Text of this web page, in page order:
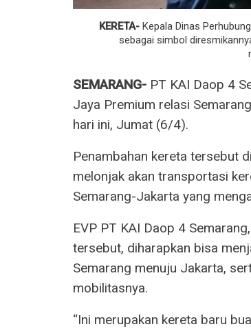
KERETA-Kepala Dinas
sebagai simbol
SEMARANG- PT KAI Daop 4
Jaya Premium relasi
hari ini, Jumat (6/4).
Penambahan kereta tersebut
melonjak akan transportasi
Semarang-Jakarta yang
EVP PT KAI Daop 4
tersebut, diharapkan bisa
Semarang menuju Jakarta,
mobilitasnya.
“Ini merupakan kereta baru